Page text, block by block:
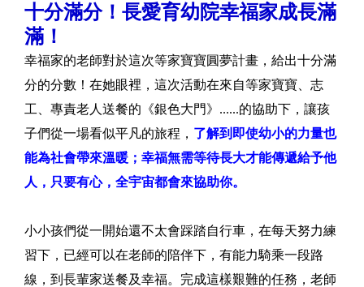
十分滿分！長愛育幼院幸福家成長滿
滿！
幸福家的老師對於這次等家寶寶圓夢計畫，給出十分滿
分的分數！在她眼裡，這次活動在來自等家寶寶、志
工、專責老人送餐的《銀色大門》......的協助下，讓孩
子們從一場看似平凡的旅程， 了解到即使幼小的力量也
能為社會帶來溫暖；幸福無需等待長大才能傳遞給予他
人，只要有心，全宇宙都會來協助你。
小小孩們從一開始還不太會踩踏自行車，在每天努力練
習下，已經可以在老師的陪伴下，有能力騎乘一段路
線，到長輩家送餐及幸福。完成這樣艱難的任務，老師